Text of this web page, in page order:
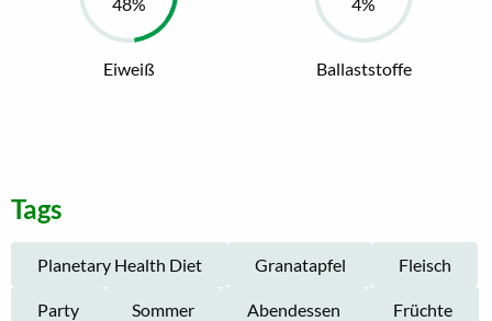
Eiweiß Ballaststoffe
Tags
Planetary Health Diet Granatapfel Fleisch
Party Sommer Abendessen Früchte